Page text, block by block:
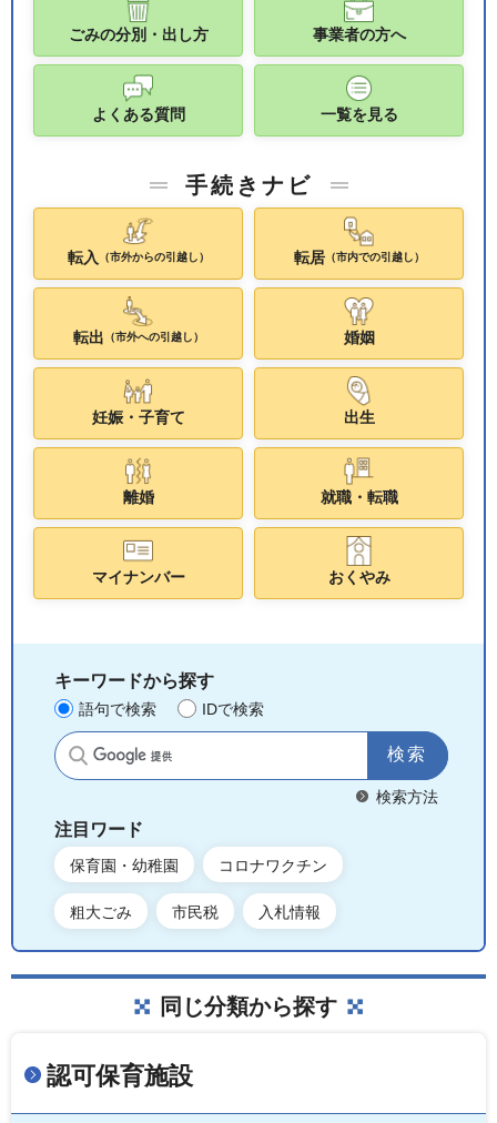
ごみの分別・出し方 事業者の方へ
よくある質問 一覧を見る
手続きナビ
転入 （市外からの引越し） 転居（市内での引越し）
転出 （市外への引越し） 婚姻
妊娠・子育て 出生
離婚 就職・転職
マイナンバー おくやみ
キーワードから探す
語句で検索 IDで検索
サイト内検索
検索方法
注目ワード
保育園・幼稚園 コロナワクチン
粗大ごみ 市民税 入札情報
同じ分類から探す
認可保育施設